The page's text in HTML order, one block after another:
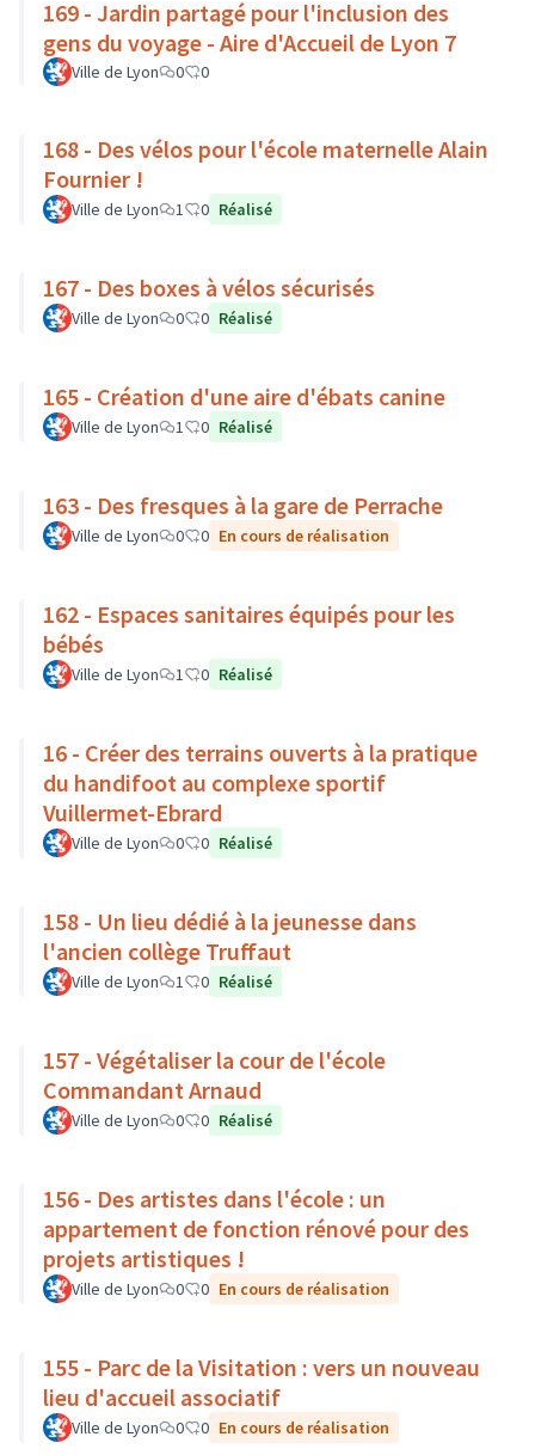
169 - Jardin partagé pour l'inclusion des
gens du voyage - Aire d'Accueil de Lyon 7
Ville de Lyon 0 0
168 - Des vélos pour l'école maternelle Alain
Fournier !
Ville de Lyon 1 0 Réalisé
167 - Des boxes à vélos sécurisés
Ville de Lyon 0 0 Réalisé
165 - Création d'une aire d'ébats canine
Ville de Lyon 1 0 Réalisé
163 - Des fresques à la gare de Perrache
Ville de Lyon 0 0 En cours de réalisation
162 - Espaces sanitaires équipés pour les
bébés
Ville de Lyon 1 0 Réalisé
16 - Créer des terrains ouverts à la pratique
du handifoot au complexe sportif
Vuillermet-Ebrard
Ville de Lyon 0 0 Réalisé
158 - Un lieu dédié à la jeunesse dans
l'ancien collège Truffaut
Ville de Lyon 1 0 Réalisé
157 - Végétaliser la cour de l'école
Commandant Arnaud
Ville de Lyon 0 0 Réalisé
156 - Des artistes dans l'école : un
appartement de fonction rénové pour des
projets artistiques !
Ville de Lyon 0 0 En cours de réalisation
155 - Parc de la Visitation : vers un nouveau
lieu d'accueil associatif
Ville de Lyon 0 0 En cours de réalisation